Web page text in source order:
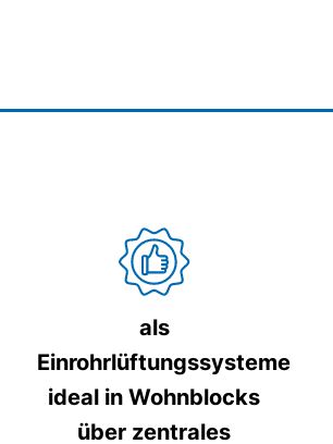
als
Einrohrlüftungssysteme
ideal in Wohnblocks
über zentrales